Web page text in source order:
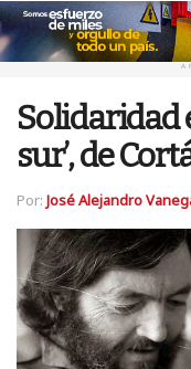
Solidaridad
sur’, de
Por: José Alejandro